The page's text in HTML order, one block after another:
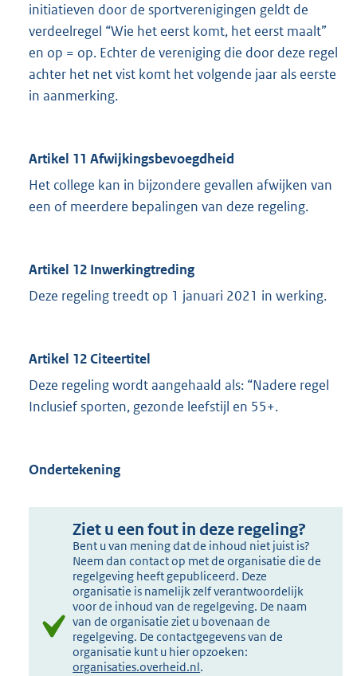
initiatieven door de sportverenigingen geldt de
verdeelregel “Wie het eerst komt, het eerst maalt”
en op = op. Echter de vereniging die door deze regel
achter het net vist komt het volgende jaar als eerste
in aanmerking.
Artikel 11 Afwijkingsbevoegdheid
Het college kan in bijzondere gevallen afwijken van
een of meerdere bepalingen van deze regeling.
Artikel 12 Inwerkingtreding
Deze regeling treedt op 1 januari 2021 in werking.
Artikel 12 Citeertitel
Deze regeling wordt aangehaald als: “Nadere regel
Inclusief sporten, gezonde leefstijl en 55+.
Ondertekening
Ziet u een fout in deze regeling?
Bent u van mening dat de inhoud niet juist is?
Neem dan contact op met de organisatie die de
regelgeving heeft gepubliceerd. Deze
organisatie is namelijk zelf verantwoordelijk
voor de inhoud van de regelgeving. De naam
van de organisatie ziet u bovenaan de
regelgeving. De contactgegevens van de
organisatie kunt u hier opzoeken:
organisaties.overheid.nl.